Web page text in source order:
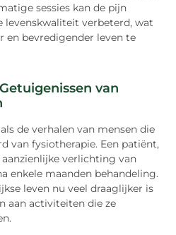
sessies kan de pijn
levenskwaliteit verbeterd, wat
en bevredigender leven te
van
de verhalen van mensen die
van fysiotherapie. Een patiënt,
verlichting van
enkele maanden behandeling.
leven nu veel draaglijker is
aan activiteiten die ze